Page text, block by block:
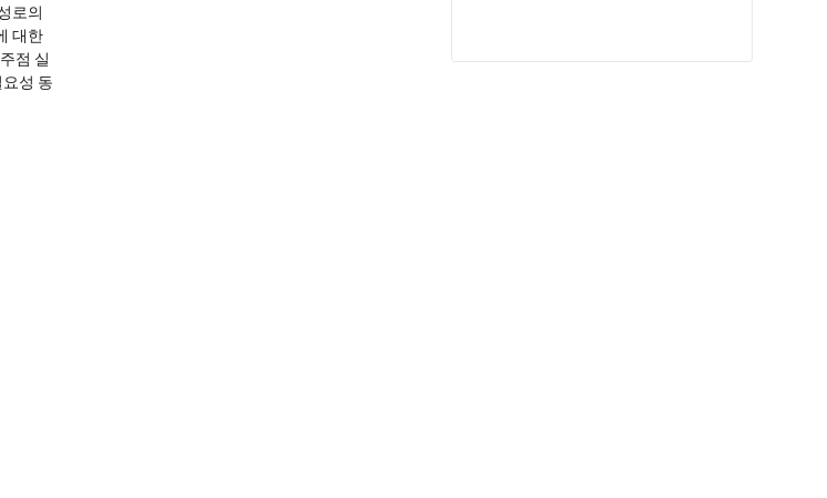
로의
대한
점 실
성 동